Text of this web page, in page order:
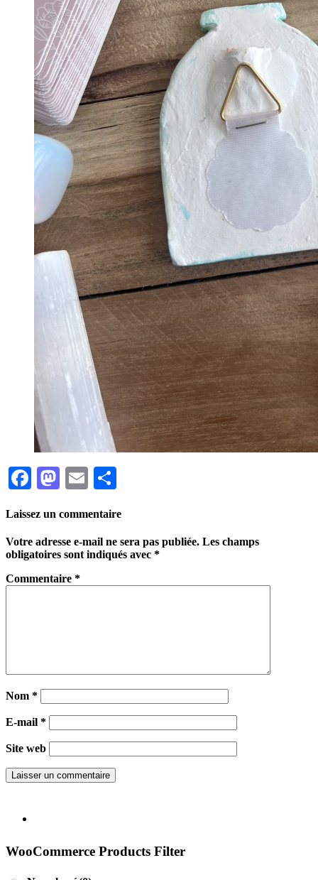
Facebook
Mastodon
Email
Laissez un commentaire
Votre adresse e-mail ne sera pas publiée. Les champs
obligatoires sont indiqués avec *
Commentaire *
Nom *
E-mail *
Site web
WooCommerce Products Filter